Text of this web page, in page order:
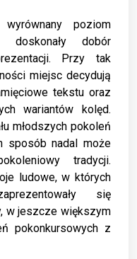
poziom
dobór
Przy tak
miejsc decydują
tekstu oraz
wariantów kolęd.
młodszych pokoleń
sposób nadal może
tradycji.
ludowe, w których
się
w jeszcze większym
pokonkursowych z